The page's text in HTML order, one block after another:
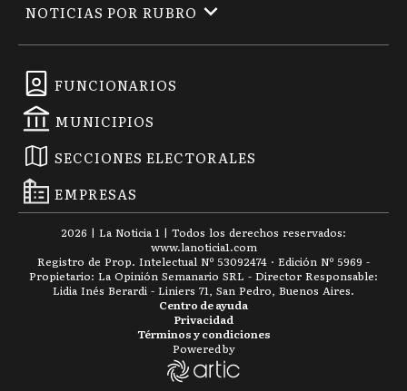
FUNCIONARIOS
MUNICIPIOS
SECCIONES ELECTORALES
EMPRESAS
NOTICIAS POR RUBRO
2026 | La Noticia 1 | Todos los derechos reservados:
www.lanoticia1.com
Registro de Prop. Intelectual Nº 53092474 · Edición Nº 5969 -
Propietario: La Opinión Semanario SRL - Director Responsable:
Lidia Inés Berardi - Liniers 71, San Pedro, Buenos Aires.
Términos y condiciones
Privacidad
Centro de ayuda
Powered by